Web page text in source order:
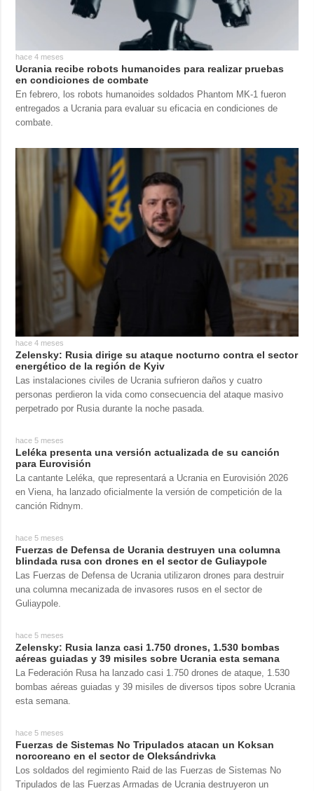
hace 4 meses
Ucrania recibe robots humanoides para realizar pruebas
en condiciones de combate
En febrero, los robots humanoides soldados Phantom MK-1 fueron
entregados a Ucrania para evaluar su eficacia en condiciones de
combate.
hace 4 meses
Zelensky: Rusia dirige su ataque nocturno contra el sector
energético de la región de Kyiv
Las instalaciones civiles de Ucrania sufrieron daños y cuatro
personas perdieron la vida como consecuencia del ataque masivo
perpetrado por Rusia durante la noche pasada.
hace 5 meses
Leléka presenta una versión actualizada de su canción
para Eurovisión
La cantante Leléka, que representará a Ucrania en Eurovisión 2026
en Viena, ha lanzado oficialmente la versión de competición de la
canción Ridnym.
hace 5 meses
Fuerzas de Defensa de Ucrania destruyen una columna
blindada rusa con drones en el sector de Guliaypole
Las Fuerzas de Defensa de Ucrania utilizaron drones para destruir
una columna mecanizada de invasores rusos en el sector de
Guliaypole.
hace 5 meses
Zelensky: Rusia lanza casi 1.750 drones, 1.530 bombas
aéreas guiadas y 39 misiles sobre Ucrania esta semana
La Federación Rusa ha lanzado casi 1.750 drones de ataque, 1.530
bombas aéreas guiadas y 39 misiles de diversos tipos sobre Ucrania
esta semana.
hace 5 meses
Fuerzas de Sistemas No Tripulados atacan un Koksan
norcoreano en el sector de Oleksándrivka
Los soldados del regimiento Raid de las Fuerzas de Sistemas No
Tripulados de las Fuerzas Armadas de Ucrania destruyeron un